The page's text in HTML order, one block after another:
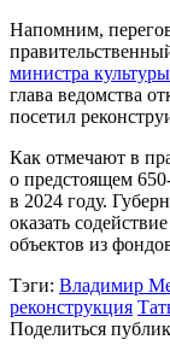
Напомним,
министра
глава ведомства
посетил
Как отмечают в
о предстоящем
в 2024 году.
оказать
объектов из
Тэги: Владимир
реконструкция
Поделиться